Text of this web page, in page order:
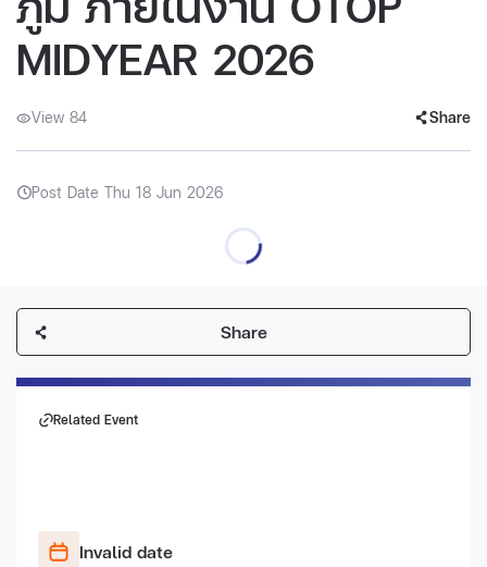
MIDYEAR 2026
View 84 Share
Post Date Thu 18 Jun 2026
Share
Related Event
Invalid date